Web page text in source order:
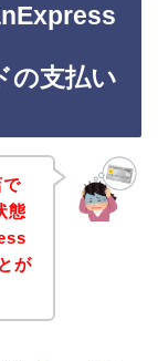
の支払い
態
が